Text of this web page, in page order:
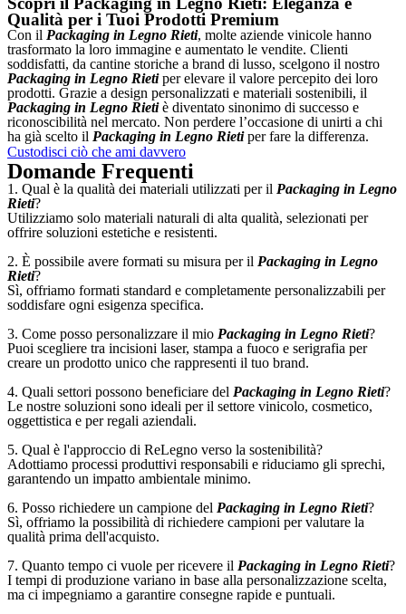
Qualità per i Tuoi Prodotti Premium
Con il Packaging in Legno Rieti, molte aziende vinicole hanno
trasformato la loro immagine e aumentato le vendite. Clienti
soddisfatti, da cantine storiche a brand di lusso, scelgono il nostro
Packaging in Legno Rietiper elevare il valore percepito dei loro
prodotti. Grazie a design personalizzati e materiali sostenibili, il
Packaging in Legno Rietiè diventato sinonimo di successo e
riconoscibilità nel mercato. Non perdere l’occasione di unirti a chi
ha già scelto il Packaging in Legno Rietiper fare la differenza.
Custodisci ciò che ami davvero
Domande Frequenti
1. Qual è la qualità dei materiali utilizzati per il Packaging in Legno
Rieti?
Utilizziamo solo materiali naturali di alta qualità, selezionati per
offrire soluzioni estetiche e resistenti.
2. È possibile avere formati su misura per il Packaging in Legno
Rieti?
Sì, offriamo formati standard e completamente personalizzabili per
soddisfare ogni esigenza specifica.
3. Come posso personalizzare il mio Packaging in Legno Rieti?
Puoi scegliere tra incisioni laser, stampa a fuoco e serigrafia per
creare un prodotto unico che rappresenti il tuo brand.
4. Quali settori possono beneficiare del Packaging in Legno Rieti?
Le nostre soluzioni sono ideali per il settore vinicolo, cosmetico,
oggettistica e per regali aziendali.
5. Qual è l'approccio di ReLegno verso la sostenibilità?
Adottiamo processi produttivi responsabili e riduciamo gli sprechi,
garantendo un impatto ambientale minimo.
6. Posso richiedere un campione del Packaging in Legno Rieti?
Sì, offriamo la possibilità di richiedere campioni per valutare la
qualità prima dell'acquisto.
7. Quanto tempo ci vuole per ricevere il Packaging in Legno Rieti?
I tempi di produzione variano in base alla personalizzazione scelta,
ma ci impegniamo a garantire consegne rapide e puntuali.